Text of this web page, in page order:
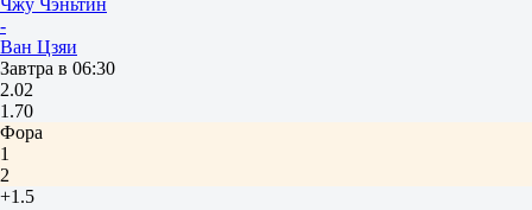
Чжу Чэньтин
-
Ван Цзяи
Завтра в 06:30
2.02
1.70
Фора
1
2
+1.5